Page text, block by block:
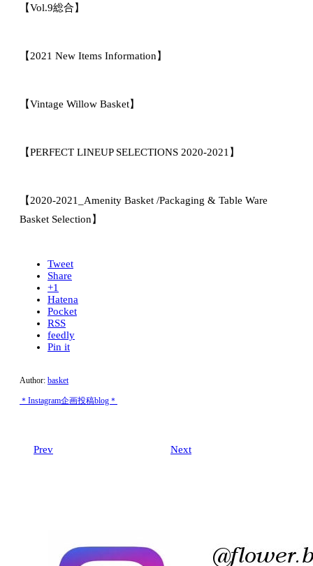
【Vol.9総合】
【2021 New Items Information】
【Vintage Willow Basket】
【PERFECT LINEUP SELECTIONS 2020-2021】
【2020-2021_Amenity Basket /Packaging & Table Ware
Basket Selection】
Tweet
Share
+1
Hatena
Pocket
RSS
feedly
Pin it
Author: basket
＊Instagram企画投稿blog＊
Prev Next